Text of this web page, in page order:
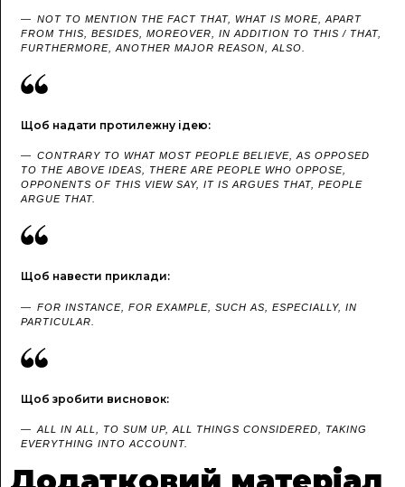
NOT TO MENTION THE FACT THAT, WHAT IS MORE, APART
FROM THIS, BESIDES, MOREOVER, IN ADDITION TO THIS / THAT,
FURTHERMORE, ANOTHER MAJOR REASON, ALSO.
Щоб надати протилежну ідею:
CONTRARY TO WHAT MOST PEOPLE BELIEVE, AS OPPOSED
TO THE ABOVE IDEAS, THERE ARE PEOPLE WHO OPPOSE,
OPPONENTS OF THIS VIEW SAY, IT IS ARGUES THAT, PEOPLE
ARGUE THAT.
Щоб навести приклади:
FOR INSTANCE, FOR EXAMPLE, SUCH AS, ESPECIALLY, IN
PARTICULAR.
Щоб зробити висновок:
ALL IN ALL, TO SUM UP, ALL THINGS CONSIDERED, TAKING
EVERYTHING INTO ACCOUNT.